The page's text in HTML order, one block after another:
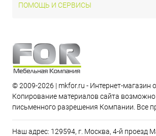
ПОМОЩЬ И СЕРВИСЫ
© 2009-2026 | mkfor.ru - Интернет-магазин
Копирование материалов сайта возможно
письменного разрешения Компании. Все
Наш адрес: 129594, г. Москва, 4-й проезд